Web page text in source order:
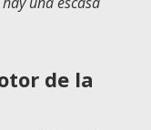
de la